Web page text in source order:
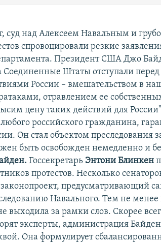
суд над Алексеем Навальным и
спровоцировали резкие
Президент США Джо
Соединенные Штаты отступали
России – вмешательством в
отравлением ее
цену таких действий для
российского гражданина,
Он стал объектом преследования
быть освобожден немедленно и
Госсекретарь Энтони Блинкен
протестов. Несколько
законопроект, предусматривающий
Навального. Тем не
выходила за рамки слов. Скорее
эксперты, администрация
Она формулирует